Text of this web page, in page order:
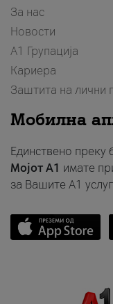
За нас
Новости
А1 Групација
Кариера
Заштита на лични
Мобилна
Единствено преку
Мојот A1 имате
за Вашите A1